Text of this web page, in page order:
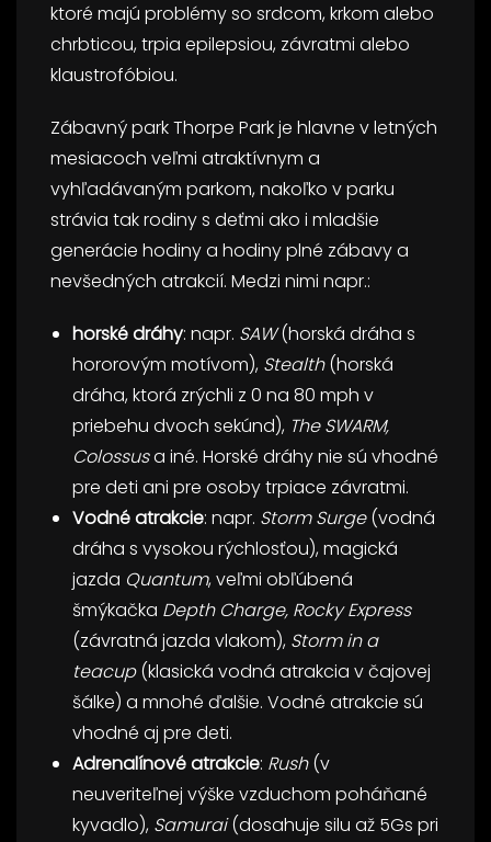
ktoré majú problémy so srdcom, krkom alebo
chrbticou, trpia epilepsiou, závratmi alebo
klaustrofóbiou.
Zábavný park Thorpe Park je hlavne v letných
mesiacoch veľmi atraktívnym a
vyhľadávaným parkom, nakoľko v parku
strávia tak rodiny s deťmi ako i mladšie
generácie hodiny a hodiny plné zábavy a
nevšedných atrakcií. Medzi nimi napr.:
horské dráhy: napr. SAW(horská dráha s
hororovým motívom), Stealth(horská
dráha, ktorá zrýchli z 0 na 80 mph v
priebehu dvoch sekúnd), The SWARM,
Colossusa iné. Horské dráhy nie sú vhodné
pre deti ani pre osoby trpiace závratmi.
Vodné atrakcie: napr. Storm Surge(vodná
dráha s vysokou rýchlosťou), magická
jazda Quantum, veľmi obľúbená
šmýkačka Depth Charge, Rocky Express
(závratná jazda vlakom), Storm in a
teacup(klasická vodná atrakcia v čajovej
šálke) a mnohé ďalšie. Vodné atrakcie sú
vhodné aj pre deti.
Adrenalínové atrakcie: Rush(v
neuveriteľnej výške vzduchom poháňané
kyvadlo), Samurai(dosahuje silu až 5Gs pri